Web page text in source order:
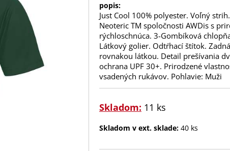
popis:
Just Cool 100% polyester. Voľný
Neoteric TM spoločnosti AWDis s
rýchloschnúca. 3-Gombíková
Látkový golier. Odtŕhací štítok.
rovnakou látkou. Detail prešívania
ochrana UPF 30+. Prirodzené
vsadených rukávov. Pohlavie: Muži
Skladom: 11 ks
Skladom v ext. sklade: 40 ks